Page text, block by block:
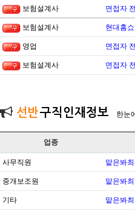
보험설계사 면접자
보험설계사 현대홈
영업 면접자
보험설계사 면접자
선반구직인재정보 한눈
업종
사무직원 맡은봐
중개보조원 맡은봐
기타 맡은봐